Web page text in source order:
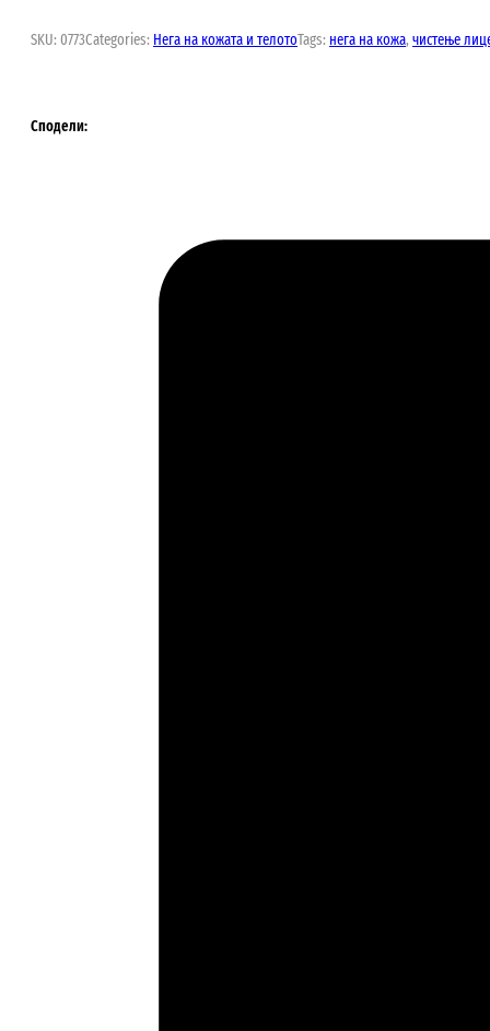
и
SKU: 0773Categories: Нега на кожата и телотоTags: нега на кожа, чистење
Сподели: